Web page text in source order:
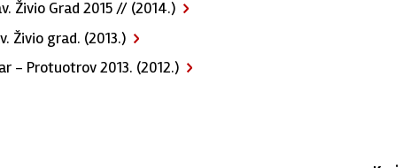
Živio Grad 2015 // (2014.)
Živio grad. (2013.)
- Protuotrov 2013. (2012.)